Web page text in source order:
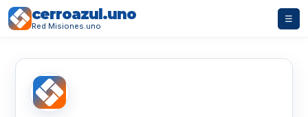
cerroazul.uno
Red Misiones.uno
☰